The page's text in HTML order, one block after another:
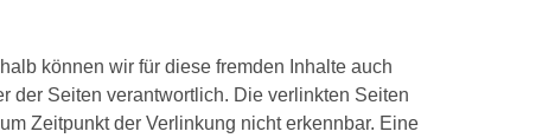
können wir für diese fremden Inhalte auch
der Seiten verantwortlich. Die verlinkten Seiten
Zeitpunkt der Verlinkung nicht erkennbar. Eine